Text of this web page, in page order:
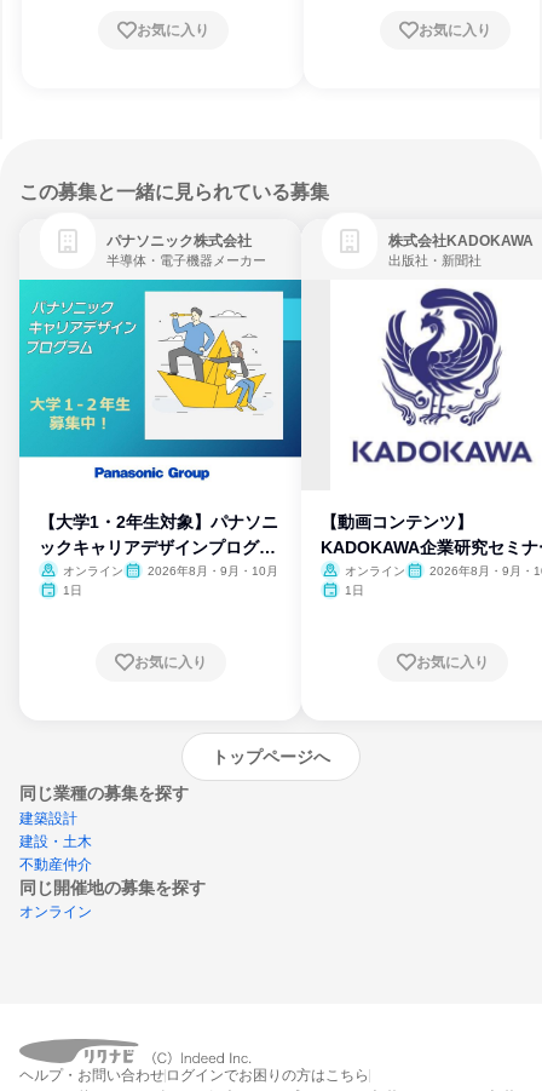
お気に入り お気に入り
この募集と一緒に見られている募集
パナソニック株式会社
半導体・電子機器メーカー
【大学1・2年生対象】パナソニ
ックキャリアデザインプログラ
ム
オンライン
2026年8月・9月・10月
1日
お気に入り
株式会社KADOKAWA
出版社・新聞社
【動画コンテンツ】
KADOKAWA企業研究セミナ
オンライン
2026年8月・9月・
1日
お気に入り
トップページへ
同じ業種の募集を探す
建築設計
建設・土木
不動産仲介
同じ開催地の募集を探す
オンライン
エントリーするとプログラムの詳細案内を
受け取れるようになります
ヘルプ・お問い合わせ ログインでお困りの方はこちら